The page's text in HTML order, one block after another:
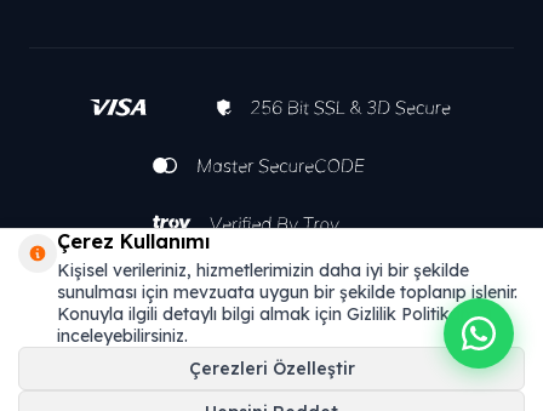
Çerez Kullanımı
Kişisel verileriniz, hizmetlerimizin daha iyi bir şekilde
sunulması için mevzuata uygun bir şekilde toplanıp işlenir.
Konuyla ilgili detaylı bilgi almak için Gizlilik Politikamızı
inceleyebilirsiniz.
Çerezleri Özelleştir